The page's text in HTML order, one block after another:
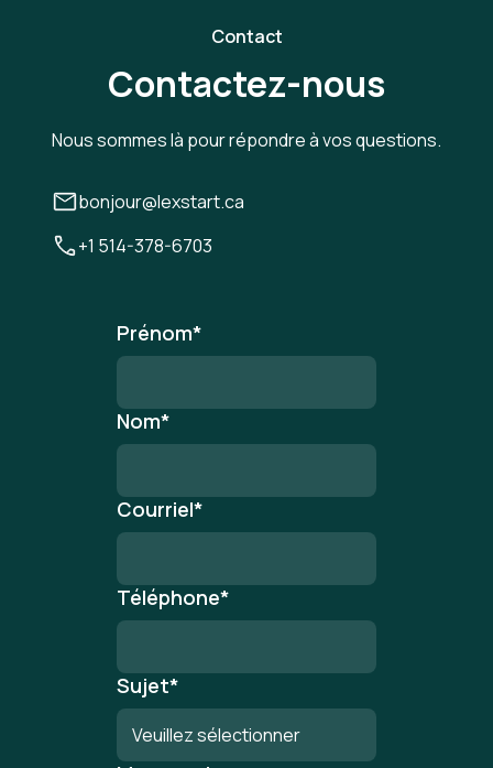
Contact
Contactez-nous
Nous sommes là pour répondre à vos questions.
bonjour@lexstart.ca
+1 514-378-6703
Prénom*
Nom*
Courriel*
Téléphone*
Sujet*